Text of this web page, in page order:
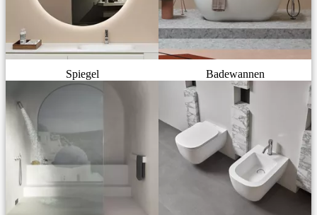
Spiegel Badewannen